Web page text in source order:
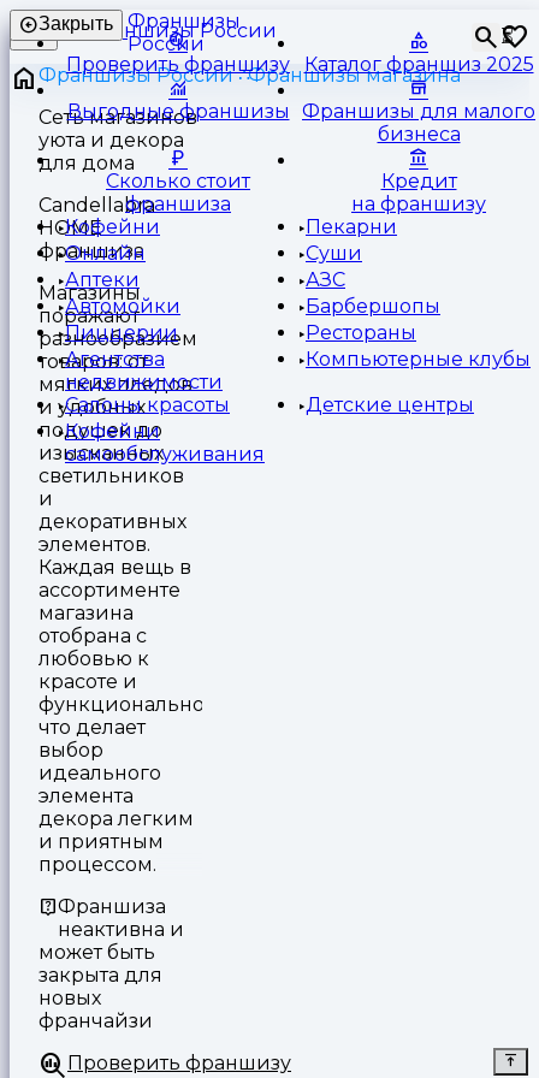
Франшизы
России
⏳
Закрыть
Проверить франшизу Каталог франшиз 2025
Выгодные франшизы
Франшизы для малого
бизнеса
Сколько стоит
франшиза
Кредит
на франшизу
Кофейни
Пекарни
Онлайн
Суши
Аптеки
АЗС
Автомойки
Барбершопы
Пиццерии
Рестораны
Агентства
недвижимости
Компьютерные клубы
Салоны красоты
Детские центры
Кофейни
самообслуживания
Франшизы России
Франшизы магазина
Cеть магазинов
уюта и декора
для дома
Candellabra
HOME
франшиза
Магазины
поражают
разнообразием
товаров: от
мягких пледов
и удобных
подушек до
изысканных
светильников
и
декоративных
элементов.
Каждая вещь в
ассортименте
магазина
отобрана с
любовью к
красоте и
функциональности,
что делает
выбор
идеального
элемента
декора легким
и приятным
процессом.
Франшиза
неактивна и
может быть
закрыта для
новых
франчайзи
Проверить франшизу